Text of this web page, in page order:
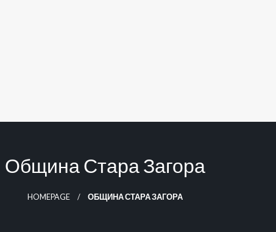
Община Стара Загора
HOMEPAGE ОБЩИНА СТАРА ЗАГОРА